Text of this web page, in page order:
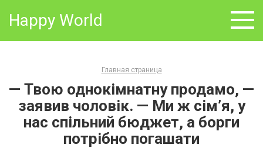
Happy World
Главная страница
— Твою однокімнатну продамо, —
заявив чоловік. — Ми ж сім’я, у
нас спільний бюджет, а борги
потрібно погашати